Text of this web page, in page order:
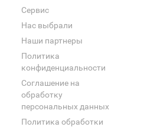
Сервис
Нас выбрали
Наши партнеры
Политика
конфиденциальности
Соглашение на
обработку
персональных данных
Политика обработки